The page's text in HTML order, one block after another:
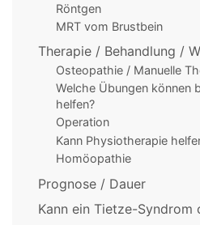
Röntgen
MRT vom Brustbein
Therapie / Behandlung /
Osteopathie / Manuelle
Welche Übungen können
helfen?
Operation
Kann Physiotherapie
Homöopathie
Prognose / Dauer
Kann ein Tietze-Syndrom